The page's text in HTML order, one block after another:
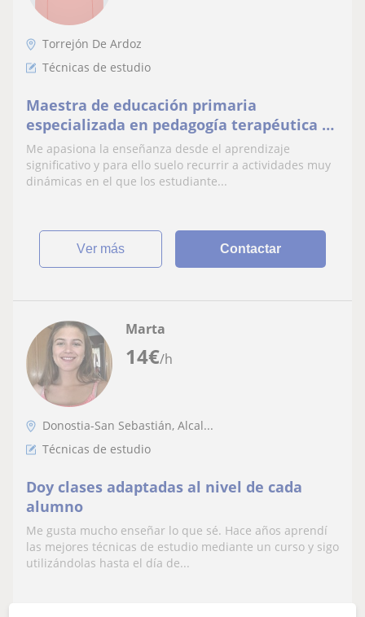
Torrejón De Ardoz
Técnicas de estudio
Maestra de educación primaria
especializada en pedagogía terapéutica y
apta para todos los niveles educativos de
primaria.
Me apasiona la enseñanza desde el aprendizaje
significativo y para ello suelo recurrir a actividades muy
dinámicas en el que los estudiante...
ver más Contactar
14€/h
Marta
Donostia-San Sebastián, Alcal...
Técnicas de estudio
Doy clases adaptadas al nivel de cada
alumno
Me gusta mucho enseñar lo que sé. Hace años aprendí
las mejores técnicas de estudio mediante un curso y sigo
utilizándolas hasta el día de...